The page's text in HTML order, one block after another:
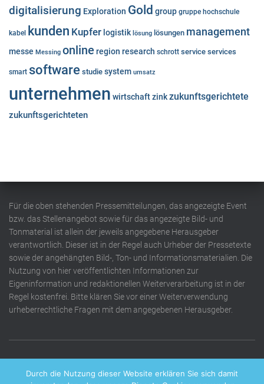
digitalisierung Exploration Gold group gruppe hochschule
kabel kunden Kupfer logistik lösung lösungen management
messe Messing online region research schrott service services
smart software studie system umsatz
unternehmen wirtschaftzinkzukunftsgerichtete
zukunftsgerichteten
Für die oben stehenden Pressemitteilungen, das angezeigte Event
bzw. das Stellenangebot sowie für das angezeigte Bild- und
Tonmaterial ist allein der jeweils angegebene Herausgeber
verantwortlich. Dieser ist in der Regel auch Urheber der Pressetexte
sowie der angehängten Bild-, Ton- und Informationsmaterialien. Die
Nutzung von hier veröffentlichten Informationen zur
Eigeninformation und redaktionellen Weiterverarbeitung ist in der
Regel kostenfrei. Bitte klären Sie vor einer Weiterverwendung
urheberrechtliche Fragen mit dem angegebenen Herausgeber.
Durch die Nutzung dieser Website erklären Sie sich damit